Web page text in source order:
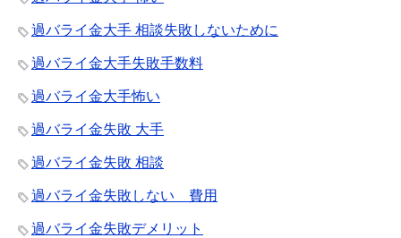
過バライ金大手 相談失敗しないために
過バライ金大手失敗手数料
過バライ金大手怖い
過バライ金失敗 大手
過バライ金失敗 相談
過バライ金失敗しない 費用
過バライ金失敗デメリット